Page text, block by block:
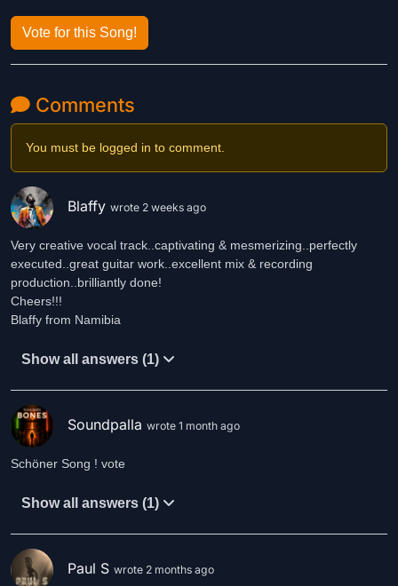
Vote for this Song!
Comments
You must be logged in to comment.
Blaffy wrote 2 weeks ago
Very creative vocal track..captivating & mesmerizing..perfectly
executed..great guitar work..excellent mix & recording
production..brilliantly done!
Cheers!!!
Blaffy from Namibia
Show all answers (1)
Soundpalla wrote 1 month ago
Schöner Song ! vote
Show all answers (1)
Paul S wrote 2 months ago